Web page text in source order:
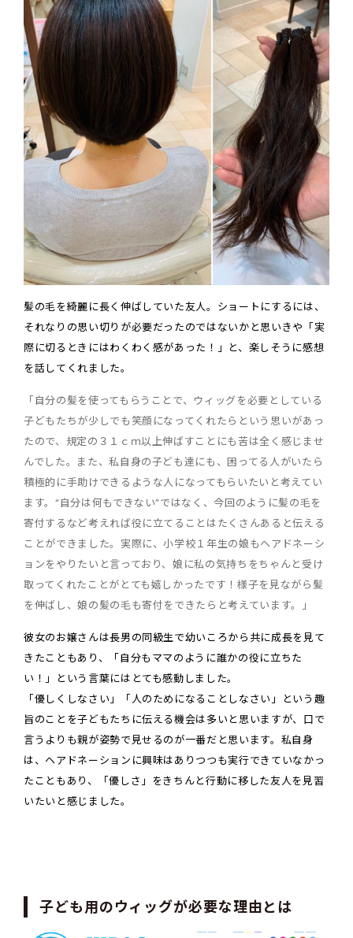
髪の毛を綺麗に長く伸ばしていた友人。ショートにするには、
それなりの思い切りが必要だったのではないかと思いきや「実
際に切るときにはわくわく感があった！」と、楽しそうに感想
を話してくれました。
「自分の髪を使ってもらうことで、ウィッグを必要としている
子どもたちが少しでも笑顔になってくれたらという思いがあっ
たので、規定の３１ｃｍ以上伸ばすことにも苦は全く感じませ
んでした。また、私自身の子ども達にも、困ってる人がいたら
積極的に手助けできるような人になってもらいたいと考えてい
ます。“自分は何もできない”ではなく、今回のように髪の毛を
寄付するなど考えれば役に立てることはたくさんあると伝える
ことができました。実際に、小学校１年生の娘もヘアドネーシ
ョンをやりたいと言っており、娘に私の気持ちをちゃんと受け
取ってくれたことがとても嬉しかったです！様子を見ながら髪
を伸ばし、娘の髪の毛も寄付をできたらと考えています。」
彼女のお嬢さんは長男の同級生で幼いころから共に成長を見て
きたこともあり、「自分もママのように誰かの役に立ちた
い！」という言葉にはとても感動しました。
「優しくしなさい」「人のためになることしなさい」という趣
旨のことを子どもたちに伝える機会は多いと思いますが、口で
言うよりも親が姿勢で見せるのが一番だと思います。私自身
は、ヘアドネーションに興味はありつつも実行できていなかっ
たこともあり、「優しさ」をきちんと行動に移した友人を見習
いたいと感じました。
子ども用のウィッグが必要な理由とは